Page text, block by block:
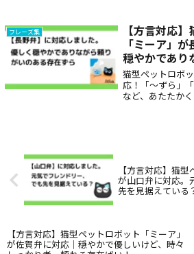
す。地元の癒し
フレーズ集
【方言対応
「ミーア」
穏やかであり
存在ずら
猫型ペットロボ
応！「〜ずら」
など、あたたか
【方言対応】猫型
が山口弁に対応。
先を見据えている
【方言対応】猫型ペットロボット「ミーア」
が佐賀弁に対応｜穏やかで優しいけど、時々